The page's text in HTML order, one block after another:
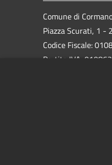
Comune di
Piazza Scurati, 1 -
Codice Fiscale:
Partita IVA: